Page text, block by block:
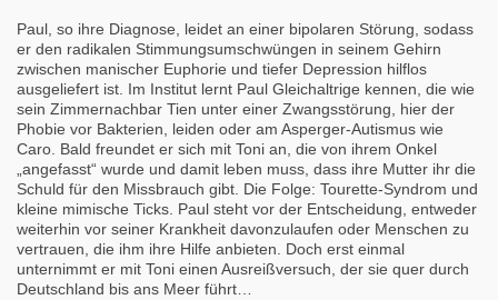
Paul, so ihre Diagnose, leidet an einer bipolaren Störung, sodass
er den radikalen Stimmungsumschwüngen in seinem Gehirn
zwischen manischer Euphorie und tiefer Depression hilflos
ausgeliefert ist. Im Institut lernt Paul Gleichaltrige kennen, die wie
sein Zimmernachbar Tien unter einer Zwangsstörung, hier der
Phobie vor Bakterien, leiden oder am Asperger-Autismus wie
Caro. Bald freundet er sich mit Toni an, die von ihrem Onkel
„angefasst“ wurde und damit leben muss, dass ihre Mutter ihr die
Schuld für den Missbrauch gibt. Die Folge: Tourette-Syndrom und
kleine mimische Ticks. Paul steht vor der Entscheidung, entweder
weiterhin vor seiner Krankheit davonzulaufen oder Menschen zu
vertrauen, die ihm ihre Hilfe anbieten. Doch erst einmal
unternimmt er mit Toni einen Ausreißversuch, der sie quer durch
Deutschland bis ans Meer führt…